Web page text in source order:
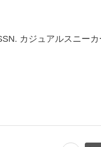
カジュアルスニーカ